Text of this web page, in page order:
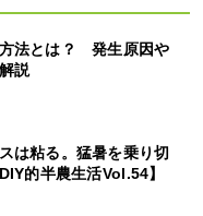
法とは？ 発生原因や
説
は粘る。猛暑を乗り切
的半農生活Vol.54】